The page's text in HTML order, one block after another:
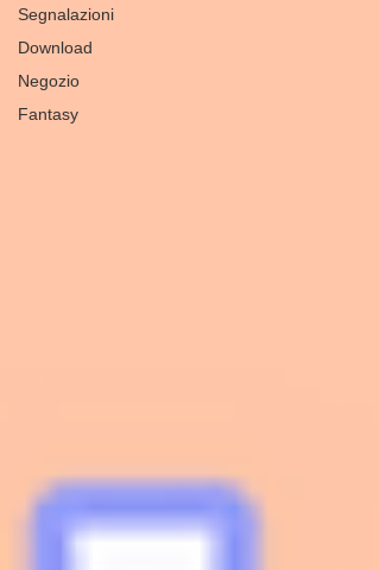
Segnalazioni
Download
Negozio
Fantasy